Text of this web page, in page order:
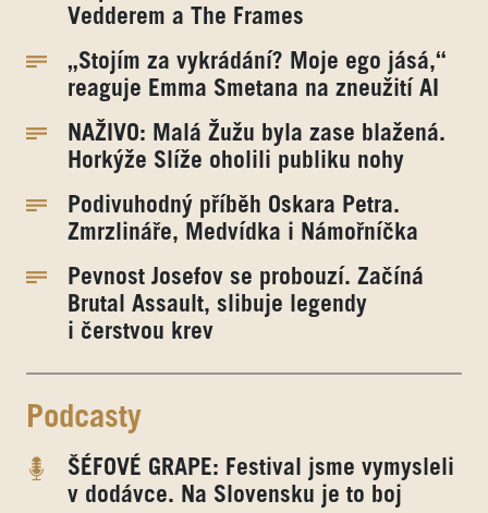
Vedderem a The Frames
„Stojím za vykrádání? Moje ego jásá,“
reaguje Emma Smetana na zneužití AI
NAŽIVO: Malá Žužu byla zase blažená.
Horkýže Slíže oholili publiku nohy
Podivuhodný příběh Oskara Petra.
Zmrzlináře, Medvídka i Námořníčka
Pevnost Josefov se probouzí. Začíná
Brutal Assault, slibuje legendy
i čerstvou krev
Podcasty
ŠÉFOVÉ GRAPE: Festival jsme vymysleli
v dodávce. Na Slovensku je to boj